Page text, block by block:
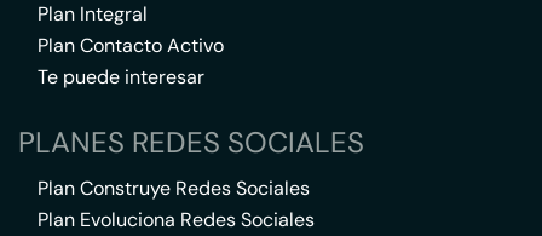
Plan Integral
Plan Contacto Activo
Te puede interesar
PLANES REDES SOCIALES
Plan Construye Redes Sociales
Plan Evoluciona Redes Sociales